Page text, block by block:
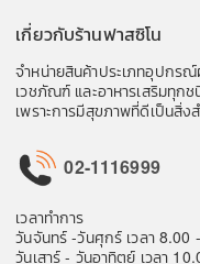
เกี่ยวกับร้านฟาสซิโน
จำหน่ายสินค้าประเภทอุปกร
เวชภัณฑ์ และอาหารเสริมทุ
เพราะการมีสุขภาพที่ดีเป็นสิ่
02-1116999
เวลาทำการ
วันจันทร์ -วันศุกร์ เวลา 8.00
วันเสาร์ - วันอาทิตย์ เวลา